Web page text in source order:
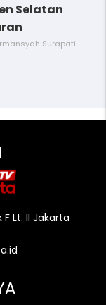
Selatan
Surapati
Lt. II Jakarta